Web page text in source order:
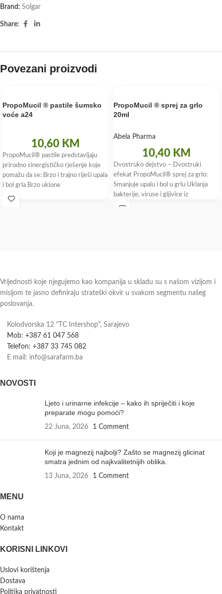
Brand: Solgar
Share:
Povezani proizvodi
PropoMucil ® pastile šumsko
voće a24
10,60 KM
PropoMucil® pastile predstavljaju
prirodno sinergističko rješenje koje
pomažu da se: Brzo i trajno riješi upala
i bol grla Brzo uklone
PropoMucil ® sprej za grlo
20ml
Abela Pharma
10,40 KM
Dvostruko dejstvo – Dvostruki
efekat PropoMucil® sprej za grlo:
Smanjuje upalu i bol u grlu Uklanja
bakterije, viruse i gljivice iz
Vrijednosti koje njegujemo kao kompanija u skladu su s našom vizijom i
misijom te jasno definiraju strateški okvir u svakom segmentu našeg
poslovanja.
Kolodvorska 12 "TC Intershop", Sarajevo
Mob: +387 61 047 568
Telefon: +387 33 745 082
E mail: info@sarafarm.ba
NOVOSTI
Ljeto i urinarne infekcije – kako ih spriječiti i koje
preparate mogu pomoći?
22 Juna, 2026 1 Comment
Koji je magnezij najbolji? Zašto se magnezij glicinat
smatra jednim od najkvalitetnijih oblika.
13 Juna, 2026 1 Comment
MENU
O nama
Kontakt
KORISNI LINKOVI
Uslovi korištenja
Dostava
Politika privatnosti